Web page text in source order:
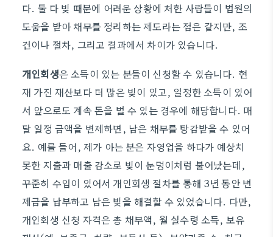
다. 둘 다 빚 때문에 어려운 상황에 처한 사람들이 법원의
도움을 받아 채무를 정리하는 제도라는 점은 같지만, 조
건이나 절차, 그리고 결과에서 차이가 있습니다.
개인회생은 소득이 있는 분들이 신청할 수 있습니다. 현
재 가진 재산보다 더 많은 빚이 있고, 일정한 소득이 있어
서 앞으로도 계속 돈을 벌 수 있는 경우에 해당합니다. 매
달 일정 금액을 변제하면, 남은 채무를 탕감받을 수 있어
요. 예를 들어, 제가 아는 분은 자영업을 하다가 예상치
못한 지출과 매출 감소로 빚이 눈덩이처럼 불어났는데,
꾸준히 수입이 있어서 개인회생 절차를 통해 3년 동안 변
제금을 납부하고 남은 빚을 해결할 수 있었습니다. 다만,
개인회생 신청 자격은 총 채무액, 월 실수령 소득, 보유